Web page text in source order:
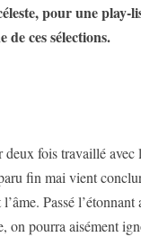
pour une play-
ces sélections.
deux fois travaillé avec
fin mai vient
Passé l’étonnant
on pourra aisément